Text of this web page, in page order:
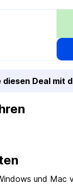
diesen Deal mit
und Mac